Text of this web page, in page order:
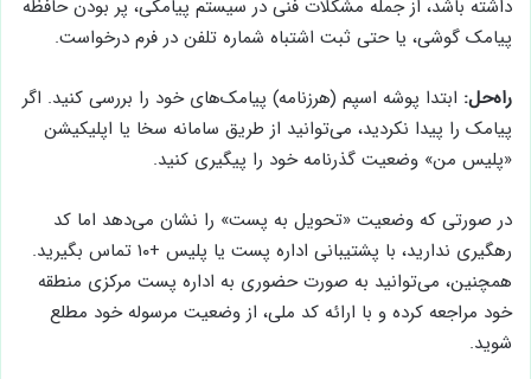
داشته باشد، از جمله مشکلات فنی در سیستم پیامکی، پر بودن حافظه
پیامک گوشی، یا حتی ثبت اشتباه شماره تلفن در فرم درخواست.
راه‌حل: ابتدا پوشه اسپم (هرزنامه) پیامک‌های خود را بررسی کنید. اگر
پیامک را پیدا نکردید، می‌توانید از طریق سامانه سخا یا اپلیکیشن
«پلیس من» وضعیت گذرنامه خود را پیگیری کنید.
در صورتی که وضعیت «تحویل به پست» را نشان می‌دهد اما کد
رهگیری ندارید، با پشتیبانی اداره پست یا پلیس +۱۰ تماس بگیرید.
همچنین، می‌توانید به صورت حضوری به اداره پست مرکزی منطقه
خود مراجعه کرده و با ارائه کد ملی، از وضعیت مرسوله خود مطلع
شوید.